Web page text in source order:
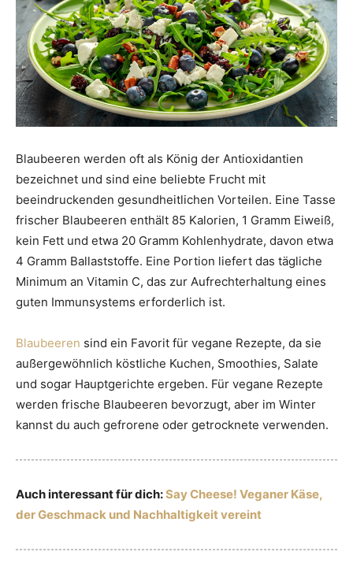
Blaubeeren werden oft als König der Antioxidantien
bezeichnet und sind eine beliebte Frucht mit
beeindruckenden gesundheitlichen Vorteilen. Eine Tasse
frischer Blaubeeren enthält 85 Kalorien, 1 Gramm Eiweiß,
kein Fett und etwa 20 Gramm Kohlenhydrate, davon etwa
4 Gramm Ballaststoffe. Eine Portion liefert das tägliche
Minimum an Vitamin C, das zur Aufrechterhaltung eines
guten Immunsystems erforderlich ist.
Blaubeeren sind ein Favorit für vegane Rezepte, da sie
außergewöhnlich köstliche Kuchen, Smoothies, Salate
und sogar Hauptgerichte ergeben. Für vegane Rezepte
werden frische Blaubeeren bevorzugt, aber im Winter
kannst du auch gefrorene oder getrocknete verwenden.
Auch interessant für dich:Say Cheese! Veganer Käse,
der Geschmack und Nachhaltigkeit vereint